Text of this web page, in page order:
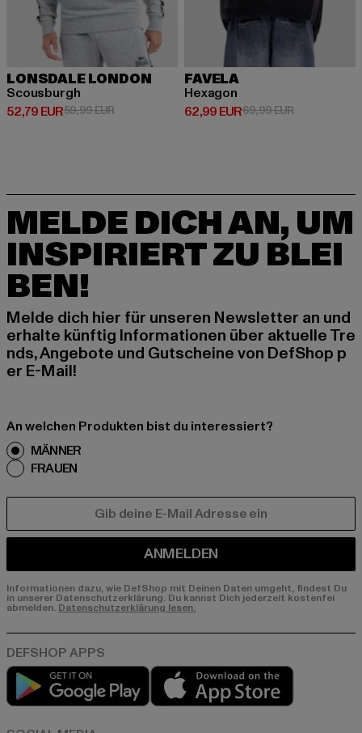
LONSDALE LONDON
Scousburgh
52,79 EUR
Derzeitiger Preis: 52,79 EUR
59,99 EURAktionspreis: 59,99 EUR
FAVELA
Hexagon
62,99 EUR
Derzeitiger Preis: 62,99 EUR
69,99 EURAktionspreis:
MELDE DICH AN, UM
INSPIRIERT ZU BLEI
BEN!
Melde dich hier für unseren Newsletter an und
erhalte künftig Informationen über aktuelle Tre
nds, Angebote und Gutscheine von DefShop p
er E-Mail!
An welchen Produkten bist du interessiert?
MÄNNER
FRAUEN
ANMELDEN
Informationen dazu, wie DefShop mit Deinen Daten umgeht, findest Du
in unserer Datenschutzerklärung. Du kannst Dich jederzeit kostenfei
abmelden.Datenschutzerklärung lesen.
Play market